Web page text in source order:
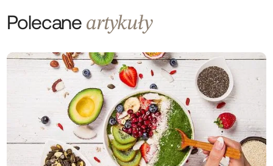
Polecane artykuły